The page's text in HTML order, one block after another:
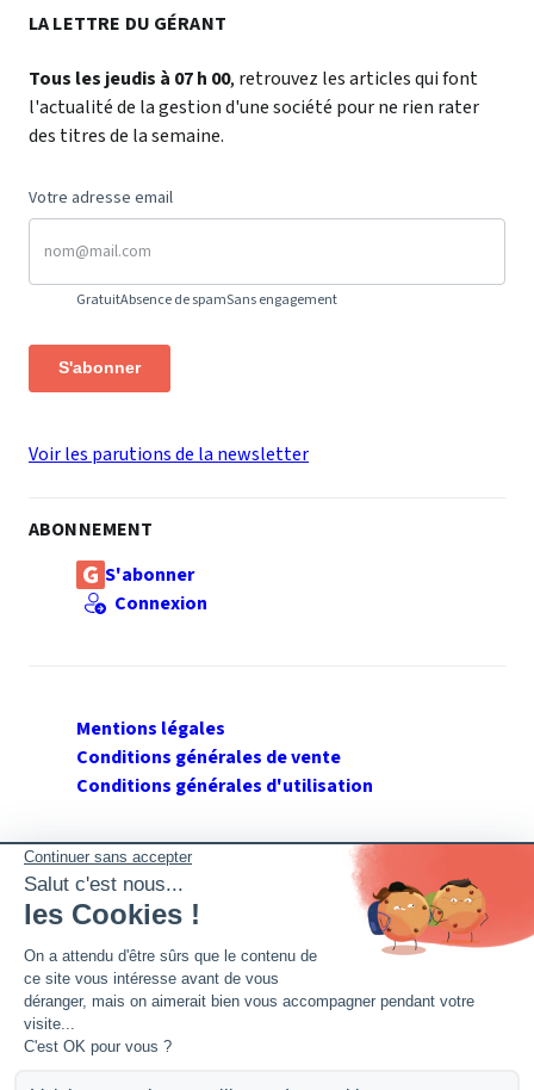
LA LETTRE DU GÉRANT
Tous les jeudis à 07 h 00, retrouvez les articles qui font
l'actualité de la gestion d'une société pour ne rien rater
des titres de la semaine.
Votre adresse email
GratuitAbsence de spamSans engagement
S'abonner
Voir les parutions de la newsletter
ABONNEMENT
S'abonner
Connexion
Mentions légales
Conditions générales de vente
Conditions générales d'utilisation
SUIVEZ GERANT DE SARL
Twitter
Facebook